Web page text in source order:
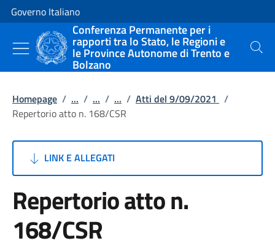
Vai al contenuto
Vai alla navigazione del sito
Governo Italiano
Conferenza Permanente per i
rapporti tra lo Stato, le Regioni e
le Province Autonome di Trento e
Bolzano
Cerca
Homepage / ... / ... / ... / Atti del 9/09/2021 /
Repertorio atto n. 168/CSR
LINK E ALLEGATI
Repertorio atto n.
168/CSR